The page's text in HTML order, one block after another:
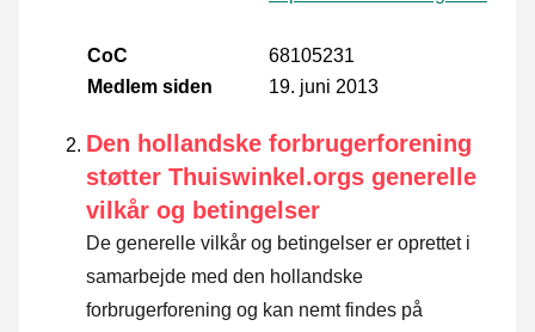
CoC
68105231
Medlem siden
19. juni 2013
Den hollandske forbrugerforening
støtter Thuiswinkel.orgs generelle
vilkår og betingelser
De generelle vilkår og betingelser er oprettet i
samarbejde med den hollandske
forbrugerforening og kan nemt findes på